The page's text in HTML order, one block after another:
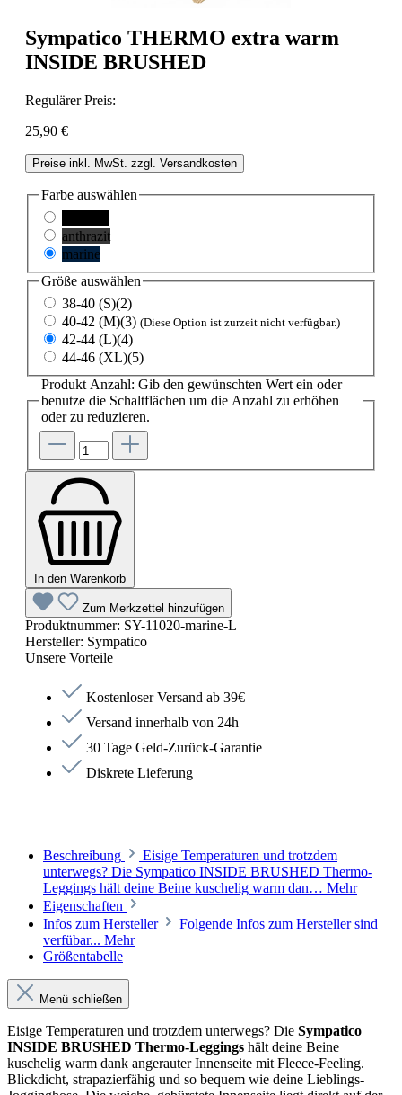
Sympatico THERMO extra warm
INSIDE BRUSHED
Regulärer Preis:
25,90 €
Preise inkl. MwSt. zzgl. Versandkosten
Farbe auswählen
anthrazit
marine
Größe auswählen
38-40 (S)(2)
40-42 (M)(3) (Diese Option ist zurzeit nicht verfügbar.)
42-44 (L)(4)
44-46 (XL)(5)
Produkt Anzahl: Gib den gewünschten Wert ein oder
benutze die Schaltflächen um die Anzahl zu erhöhen
oder zu reduzieren.
In den Warenkorb
Zum Merkzettel hinzufügen
Produktnummer: SY-11020-marine-L
Hersteller: Sympatico
Unsere Vorteile
Kostenloser Versand ab 39€
Versand innerhalb von 24h
30 Tage Geld-Zurück-Garantie
Diskrete Lieferung
Beschreibung
Eisige Temperaturen und trotzdem
unterwegs? Die Sympatico INSIDE BRUSHED Thermo-
Leggings hält deine Beine kuschelig warm dan… Mehr
Eigenschaften
Infos zum Hersteller
Folgende Infos zum Hersteller sind
verfübar... Mehr
Größentabelle
Menü schließen
Eisige Temperaturen und trotzdem unterwegs? Die Sympatico
INSIDE BRUSHED Thermo-Leggings hält deine Beine
kuschelig warm dank angerauter Innenseite mit Fleece-Feeling.
Blickdicht, strapazierfähig und so bequem wie deine Lieblings-